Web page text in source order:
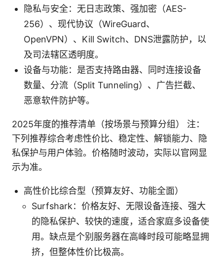
隐私与安全：无日志政策、强加密（AES-
256）、现代协议（WireGuard、
OpenVPN）、Kill Switch、DNS泄露防护，以
及司法辖区透明度。
设备与功能：是否支持路由器、同时连接设备
数量、分流（Split Tunneling）、广告拦截、
恶意软件防护等。
2025年度的推荐清单（按场景与预算分组） 注：
下列推荐综合考虑性价比、稳定性、解锁能力、隐
私保护与用户体验。价格随时波动，实际以官网显
示为准。
高性价比综合型（预算友好、功能全面）
Surfshark：价格友好、无限设备连接、强大
的隐私保护、较快的速度，适合家庭多设备使
用。缺点是个别服务器在高峰时段可能略显拥
挤，但整体性价比极高。